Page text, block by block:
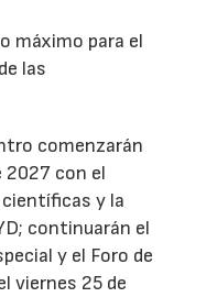
máximo para el
las
comenzarán
2027 con el
y la
continuarán el
y el Foro de
viernes 25 de